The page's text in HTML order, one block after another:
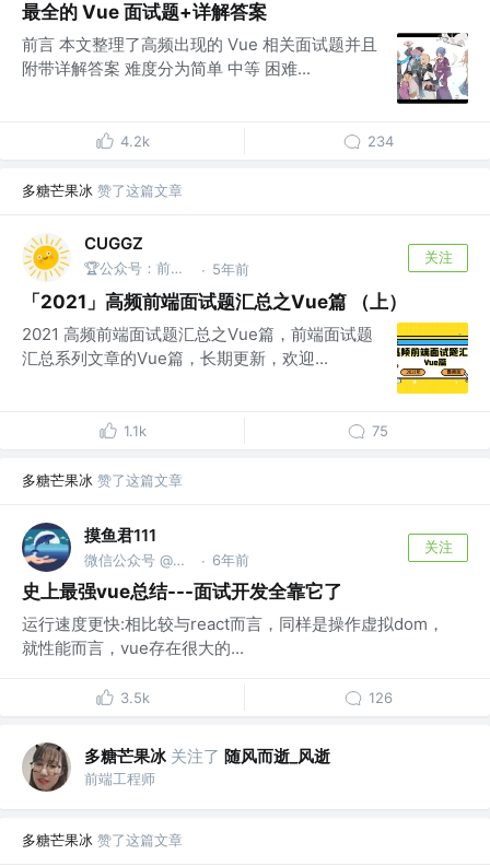
最全的 Vue 面试题+详解答案
前言 本文整理了高频出现的 Vue 相关面试题并且
附带详解答案 难度分为简单 中等 困难...
4.2k 234
多糖芒果冰 赞了这篇文章
CUGGZ
🏆公众号：前端充电宝 · 5年前
关注
「2021」高频前端面试题汇总之Vue篇 （上）
2021 高频前端面试题汇总之Vue篇，前端面试题
汇总系列文章的Vue篇，长期更新，欢迎...
1.1k 75
多糖芒果冰 赞了这篇文章
摸鱼君111
微信公众号 @码农爱摸鱼 · 6年前
关注
史上最强vue总结---面试开发全靠它了
运行速度更快:相比较与react而言，同样是操作虚拟dom，
就性能而言，vue存在很大的...
3.5k 126
多糖芒果冰 关注了 随风而逝_风逝
前端工程师
多糖芒果冰 赞了这篇文章